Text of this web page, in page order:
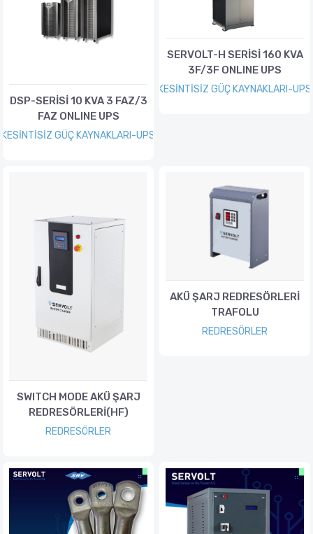
DSP-SERİSİ 10 KVA 3 FAZ/3
FAZ ONLINE UPS
KESİNTİSİZ GÜÇ KAYNAKLARI-UPS
SERVOLT-H SERİSİ 160 KVA
3F/3F ONLINE UPS
KESİNTİSİZ GÜÇ KAYNAKLARI-UPS
SWITCH MODE AKÜ ŞARJ
REDRESÖRLERİ(HF)
REDRESÖRLER
AKÜ ŞARJ REDRESÖRLERİ
TRAFOLU
REDRESÖRLER